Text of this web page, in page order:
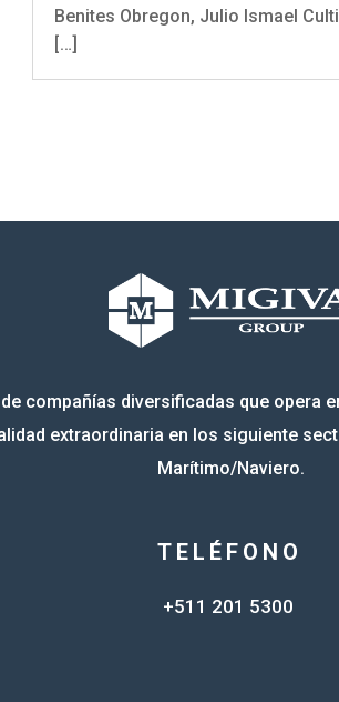
Benites Obregon, Julio Ismael
[…]
compañías diversificadas que opera
extraordinaria en los siguiente
Marítimo/Naviero.
TELÉFONO
+511 201 5300